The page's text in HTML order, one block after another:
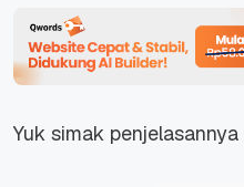
Yuk simak